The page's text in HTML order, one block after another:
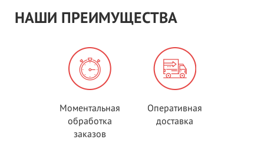
НАШИ ПРЕИМУЩЕСТВА
Моментальная
обработка
заказов
Оперативная
доставка